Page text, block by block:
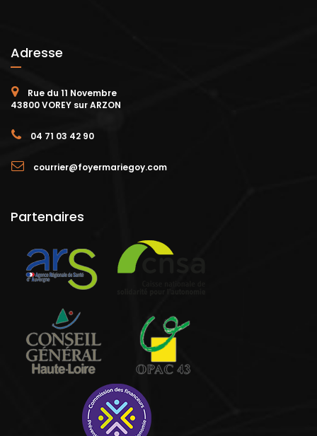
Adresse
Rue du 11 Novembre
43800 VOREY sur ARZON
04 71 03 42 90
courrier@foyermariegoy.com
Partenaires